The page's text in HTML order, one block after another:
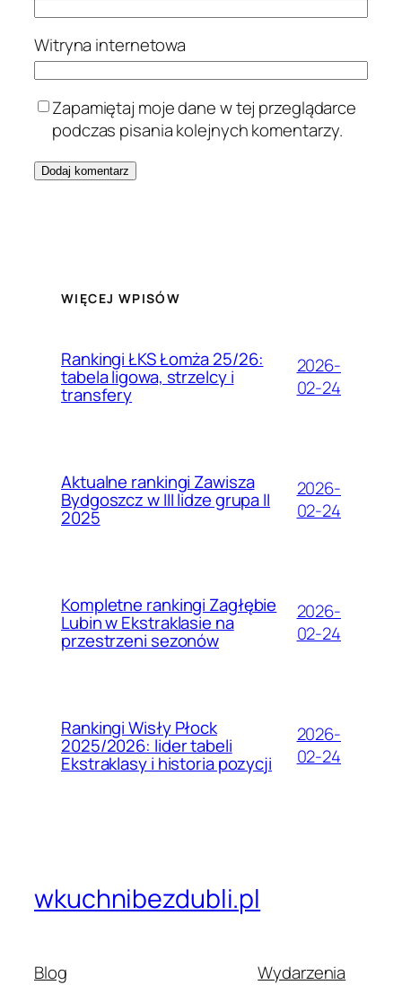
Witryna internetowa
Zapamiętaj moje dane w tej przeglądarce
podczas pisania kolejnych komentarzy.
WIĘCEJ WPISÓW
Rankingi ŁKS Łomża 25/26:
tabela ligowa, strzelcy i
transfery
2026-
02-24
Aktualne rankingi Zawisza
Bydgoszcz w III lidze grupa II
2025
2026-
02-24
Kompletne rankingi Zagłębie
Lubin w Ekstraklasie na
przestrzeni sezonów
2026-
02-24
Rankingi Wisły Płock
2025/2026: lider tabeli
Ekstraklasy i historia pozycji
2026-
02-24
wkuchnibezdubli.pl
Blog
Wydarzenia